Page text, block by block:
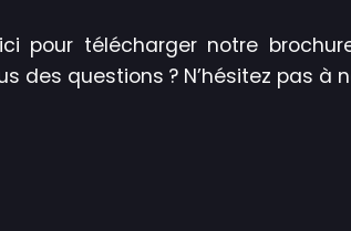
pour télécharger notre
des questions ? N’hésitez pas à